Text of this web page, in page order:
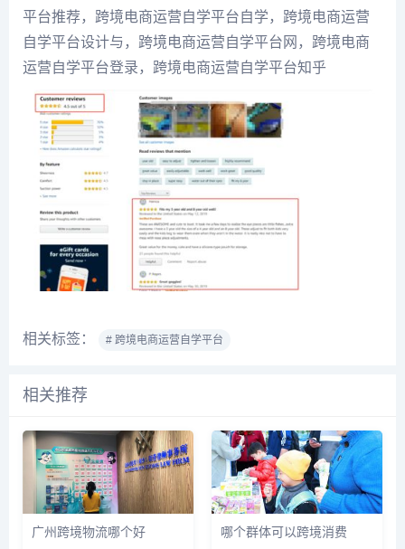
平台推荐，跨境电商运营自学平台自学，跨境电商运营
自学平台设计与，跨境电商运营自学平台网，跨境电商
运营自学平台登录，跨境电商运营自学平台知乎
相关标签： # 跨境电商运营自学平台
相关推荐
广州跨境物流哪个好 哪个群体可以跨境消费